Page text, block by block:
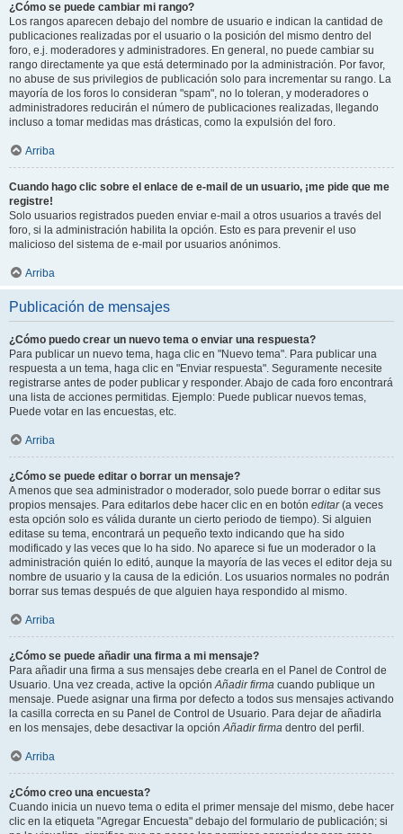
¿Cómo se puede cambiar mi rango?
Los rangos aparecen debajo del nombre de usuario e indican la cantidad de
publicaciones realizadas por el usuario o la posición del mismo dentro del
foro, e.j. moderadores y administradores. En general, no puede cambiar su
rango directamente ya que está determinado por la administración. Por favor,
no abuse de sus privilegios de publicación solo para incrementar su rango. La
mayoría de los foros lo consideran "spam", no lo toleran, y moderadores o
administradores reducirán el número de publicaciones realizadas, llegando
incluso a tomar medidas mas drásticas, como la expulsión del foro.
Arriba
Cuando hago clic sobre el enlace de e-mail de un usuario, ¡me pide que me
registre!
Solo usuarios registrados pueden enviar e-mail a otros usuarios a través del
foro, si la administración habilita la opción. Esto es para prevenir el uso
malicioso del sistema de e-mail por usuarios anónimos.
Arriba
Publicación de mensajes
¿Cómo puedo crear un nuevo tema o enviar una respuesta?
Para publicar un nuevo tema, haga clic en "Nuevo tema". Para publicar una
respuesta a un tema, haga clic en "Enviar respuesta". Seguramente necesite
registrarse antes de poder publicar y responder. Abajo de cada foro encontrará
una lista de acciones permitidas. Ejemplo: Puede publicar nuevos temas,
Puede votar en las encuestas, etc.
Arriba
¿Cómo se puede editar o borrar un mensaje?
A menos que sea administrador o moderador, solo puede borrar o editar sus
propios mensajes. Para editarlos debe hacer clic en en botón editar(a veces
esta opción solo es válida durante un cierto periodo de tiempo). Si alguien
editase su tema, encontrará un pequeño texto indicando que ha sido
modificado y las veces que lo ha sido. No aparece si fue un moderador o la
administración quién lo editó, aunque la mayoría de las veces el editor deja su
nombre de usuario y la causa de la edición. Los usuarios normales no podrán
borrar sus temas después de que alguien haya respondido al mismo.
Arriba
¿Cómo se puede añadir una firma a mi mensaje?
Para añadir una firma a sus mensajes debe crearla en el Panel de Control de
Usuario. Una vez creada, active la opciónAñadir firma cuando publique un
mensaje. Puede asignar una firma por defecto a todos sus mensajes activando
la casilla correcta en su Panel de Control de Usuario. Para dejar de añadirla
en los mensajes, debe desactivar la opciónAñadir firma dentro del perfil.
Arriba
¿Cómo creo una encuesta?
Cuando inicia un nuevo tema o edita el primer mensaje del mismo, debe hacer
clic en la etiqueta "Agregar Encuesta" debajo del formulario de publicación; si